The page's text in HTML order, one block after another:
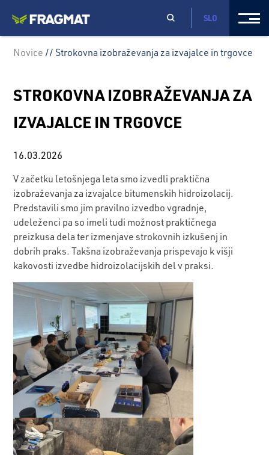
SLO
Novice // Strokovna izobraževanja za izvajalce in trgovce
STROKOVNA IZOBRAŽEVANJA ZA
IZVAJALCE IN TRGOVCE
16.03.2026
V začetku letošnjega leta smo izvedli praktična
izobraževanja za izvajalce bitumenskih hidroizolacij.
Predstavili smo jim pravilno izvedbo vgradnje,
udeleženci pa so imeli tudi možnost praktičnega
preizkusa dela ter izmenjave strokovnih izkušenj in
dobrih praks. Takšna izobraževanja prispevajo k višji
kakovosti izvedbe hidroizolacijskih del v praksi.